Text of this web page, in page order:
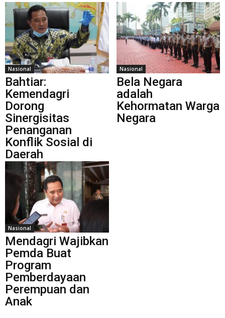
Nasional
Bahtiar:
Kemendagri
Dorong
Sinergisitas
Penanganan
Konflik Sosial di
Daerah
Nasional
Bela Negara
adalah
Kehormatan Warga
Negara
Nasional
Mendagri Wajibkan
Pemda Buat
Program
Pemberdayaan
Perempuan dan
Anak